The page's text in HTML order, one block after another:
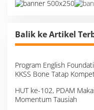
Balik ke Artikel
Program English
KKSS Bone Tatap
HUT ke-102, PDAM
Momentum Tausiah